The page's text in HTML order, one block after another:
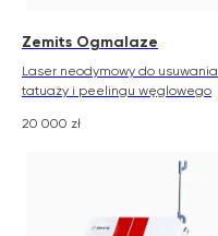
Zemits Ogmalaze
Laser neodymowy do usuwania
tatuaży i peelingu węglowego
20 000 zł